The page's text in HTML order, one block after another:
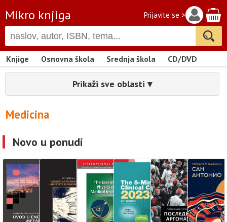
Mikro knjiga Prijavite se >
Knjige Osnovna škola Srednja škola CD/DVD
Prikaži sve oblasti ▾
Medicina
Novo u ponudi